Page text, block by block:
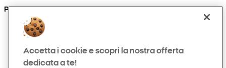
Prodotti
Collezioni
Neonato
Bambino
Casa
Accetta i cookie e scopri la nostra offerta
dedicata a te!